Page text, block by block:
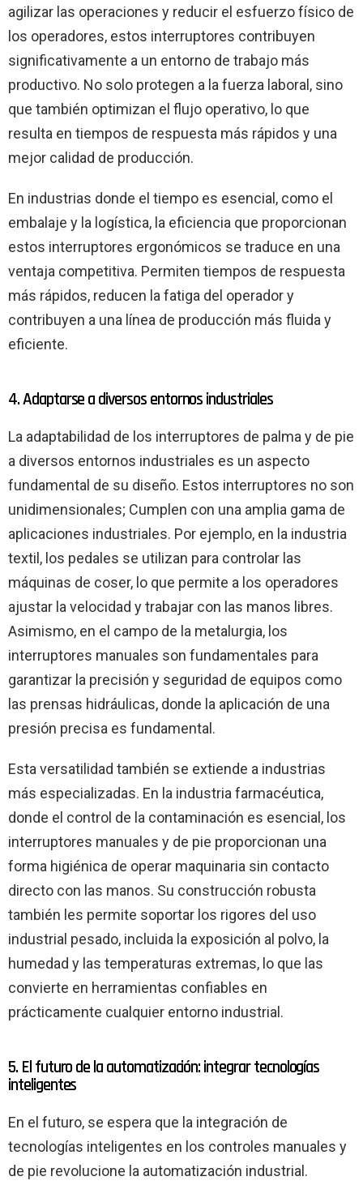
agilizar las operaciones y reducir el esfuerzo físico de
los operadores, estos interruptores contribuyen
significativamente a un entorno de trabajo más
productivo. No solo protegen a la fuerza laboral, sino
que también optimizan el flujo operativo, lo que
resulta en tiempos de respuesta más rápidos y una
mejor calidad de producción.
En industrias donde el tiempo es esencial, como el
embalaje y la logística, la eficiencia que proporcionan
estos interruptores ergonómicos se traduce en una
ventaja competitiva. Permiten tiempos de respuesta
más rápidos, reducen la fatiga del operador y
contribuyen a una línea de producción más fluida y
eficiente.
4. Adaptarse a diversos entornos industriales
La adaptabilidad de los interruptores de palma y de pie
a diversos entornos industriales es un aspecto
fundamental de su diseño. Estos interruptores no son
unidimensionales; Cumplen con una amplia gama de
aplicaciones industriales. Por ejemplo, en la industria
textil, los pedales se utilizan para controlar las
máquinas de coser, lo que permite a los operadores
ajustar la velocidad y trabajar con las manos libres.
Asimismo, en el campo de la metalurgia, los
interruptores manuales son fundamentales para
garantizar la precisión y seguridad de equipos como
las prensas hidráulicas, donde la aplicación de una
presión precisa es fundamental.
Esta versatilidad también se extiende a industrias
más especializadas. En la industria farmacéutica,
donde el control de la contaminación es esencial, los
interruptores manuales y de pie proporcionan una
forma higiénica de operar maquinaria sin contacto
directo con las manos. Su construcción robusta
también les permite soportar los rigores del uso
industrial pesado, incluida la exposición al polvo, la
humedad y las temperaturas extremas, lo que las
convierte en herramientas confiables en
prácticamente cualquier entorno industrial.
5. El futuro de la automatización: integrar tecnologías
inteligentes
En el futuro, se espera que la integración de
tecnologías inteligentes en los controles manuales y
de pie revolucione la automatización industrial.